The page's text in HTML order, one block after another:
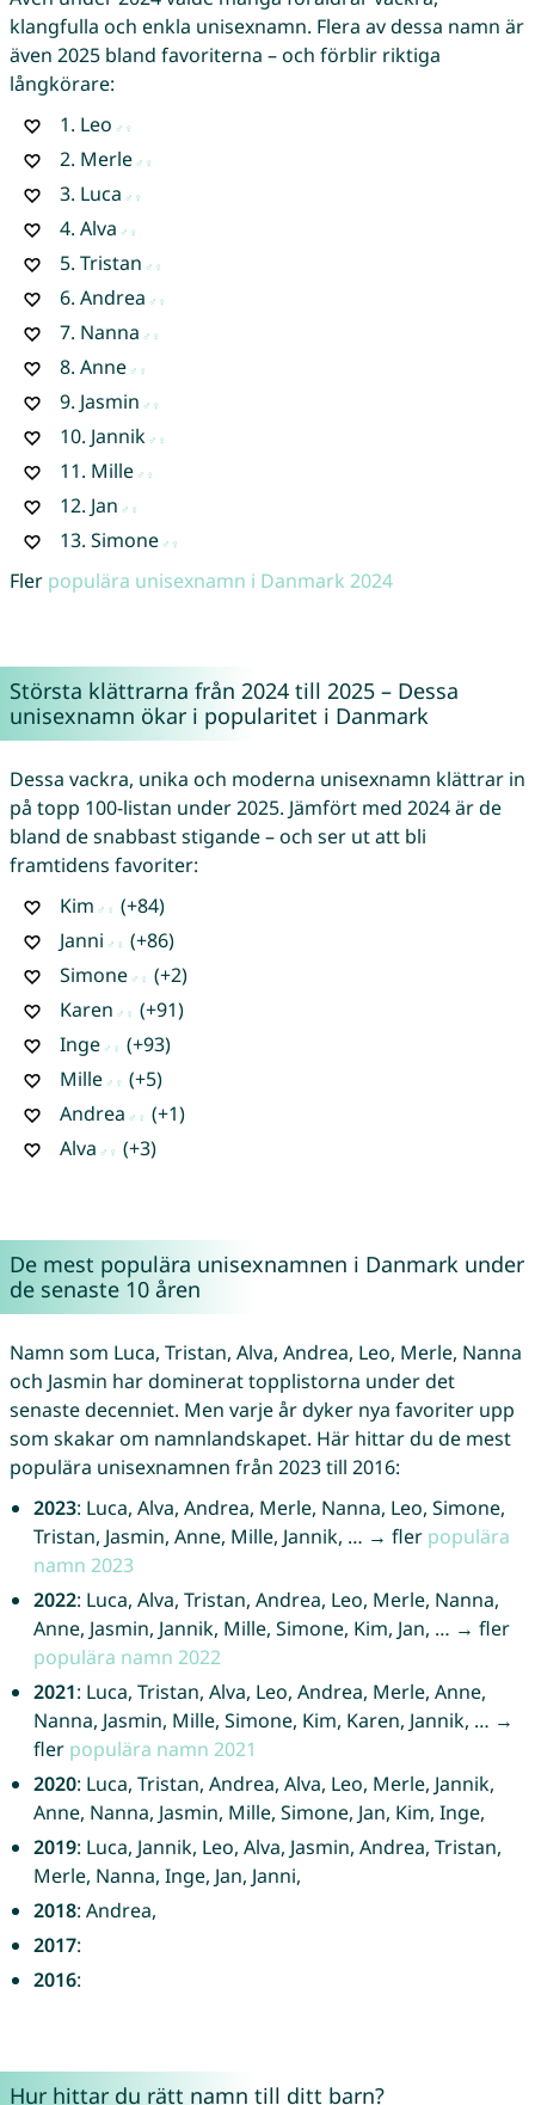
klangfulla och enkla unisexnamn. Flera av dessa namn är
även 2025 bland favoriterna – och förblir riktiga
långkörare:
1. Leo
2. Merle
3. Luca
4. Alva
5. Tristan
6. Andrea
7. Nanna
8. Anne
9. Jasmin
10. Jannik
11. Mille
12. Jan
13. Simone
Fler populära unisexnamn i Danmark 2024
Största klättrarna från 2024 till 2025 – Dessa
unisexnamn ökar i popularitet i Danmark
Dessa vackra, unika och moderna unisexnamn klättrar in
på topp 100-listan under 2025. Jämfört med 2024 är de
bland de snabbast stigande – och ser ut att bli
framtidens favoriter:
Kim
(+84)
Janni
(+86)
Simone
(+2)
Karen
(+91)
Inge
(+93)
Mille
(+5)
Andrea
(+1)
Alva
(+3)
De mest populära unisexnamnen i Danmark under
de senaste 10 åren
Namn som Luca, Tristan, Alva, Andrea, Leo, Merle, Nanna
och Jasmin har dominerat topplistorna under det
senaste decenniet. Men varje år dyker nya favoriter upp
som skakar om namnlandskapet. Här hittar du de mest
populära unisexnamnen från 2023 till 2016:
2023: Luca, Alva, Andrea, Merle, Nanna, Leo, Simone,
Tristan, Jasmin, Anne, Mille, Jannik, … → fler populära
namn 2023
2022: Luca, Alva, Tristan, Andrea, Leo, Merle, Nanna,
Anne, Jasmin, Jannik, Mille, Simone, Kim, Jan, … → fler
populära namn 2022
2021: Luca, Tristan, Alva, Leo, Andrea, Merle, Anne,
Nanna, Jasmin, Mille, Simone, Kim, Karen, Jannik, … →
fler populära namn 2021
2020: Luca, Tristan, Andrea, Alva, Leo, Merle, Jannik,
Anne, Nanna, Jasmin, Mille, Simone, Jan, Kim, Inge,
2019: Luca, Jannik, Leo, Alva, Jasmin, Andrea, Tristan,
Merle, Nanna, Inge, Jan, Janni,
2018: Andrea,
2017:
2016:
Hur hittar du rätt namn till ditt barn?